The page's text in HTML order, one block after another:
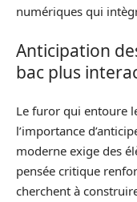
numériques qui
Anticipation
bac plus
Le furor qui entoure
l’importance
moderne exige des
pensée critique
cherchent à